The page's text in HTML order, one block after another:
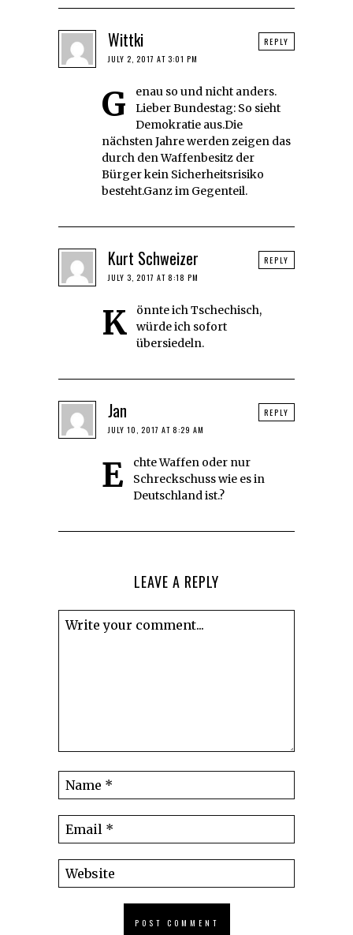
Wittki
JULY 2, 2017 AT 3:01 PM
Genau so und nicht anders.
Lieber Bundestag: So sieht
Demokratie aus.Die
nächsten Jahre werden zeigen das
durch den Waffenbesitz der
Bürger kein Sicherheitsrisiko
besteht.Ganz im Gegenteil.
REPLY
Kurt Schweizer
JULY 3, 2017 AT 8:18 PM
Könnte ich Tschechisch,
würde ich sofort
übersiedeln.
REPLY
Jan
JULY 10, 2017 AT 8:29 AM
Echte Waffen oder nur
Schreckschuss wie es in
Deutschland ist.?
REPLY
LEAVE A REPLY